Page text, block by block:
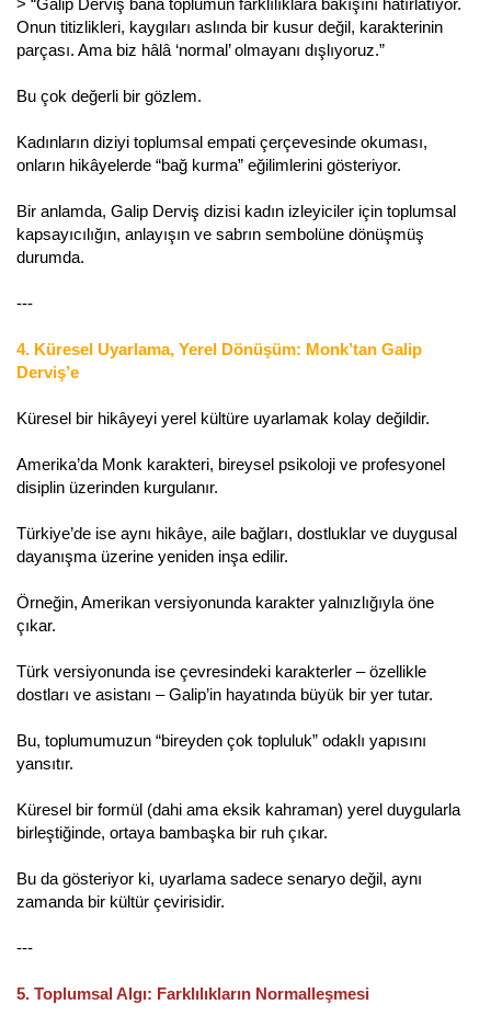
Onun titizlikleri, kaygıları aslında bir kusur değil, karakterinin
parçası. Ama biz hâlâ ‘normal’ olmayanı dışlıyoruz.”
Bu çok değerli bir gözlem.
Kadınların diziyi toplumsal empati çerçevesinde okuması,
onların hikâyelerde “bağ kurma” eğilimlerini gösteriyor.
Bir anlamda, Galip Derviş dizisi kadın izleyiciler için toplumsal
kapsayıcılığın, anlayışın ve sabrın sembolüne dönüşmüş
durumda.
---
4. Küresel Uyarlama, Yerel Dönüşüm: Monk’tan Galip
Derviş’e
Küresel bir hikâyeyi yerel kültüre uyarlamak kolay değildir.
Amerika’da Monk karakteri, bireysel psikoloji ve profesyonel
disiplin üzerinden kurgulanır.
Türkiye’de ise aynı hikâye, aile bağları, dostluklar ve duygusal
dayanışma üzerine yeniden inşa edilir.
Örneğin, Amerikan versiyonunda karakter yalnızlığıyla öne
çıkar.
Türk versiyonunda ise çevresindeki karakterler – özellikle
dostları ve asistanı – Galip’in hayatında büyük bir yer tutar.
Bu, toplumumuzun “bireyden çok topluluk” odaklı yapısını
yansıtır.
Küresel bir formül (dahi ama eksik kahraman) yerel duygularla
birleştiğinde, ortaya bambaşka bir ruh çıkar.
Bu da gösteriyor ki, uyarlama sadece senaryo değil, aynı
zamanda bir kültür çevirisidir.
---
5. Toplumsal Algı: Farklılıkların Normalleşmesi